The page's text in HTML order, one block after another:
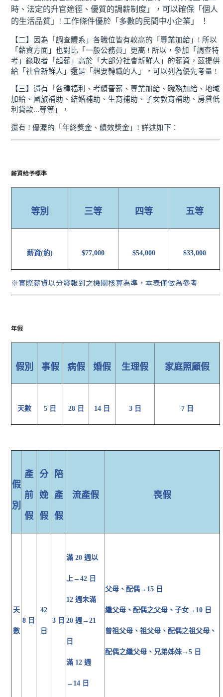
時、法定的升官途徑、優質的調薪制度」，可以確保「個人
的生活品質」! 工作條件優於「多數的民間中小企業」 ！
【二】因為「調查體系」各職位皆有較高的「專業加給」! 所以
「薪資方面」也對比「一般公務員」更高 ! 所以，參加「調查特
考」錄取者「起薪」高於「大部分社會新鮮人」的薪資，茲提供
給「社會新鮮人」還是「想要轉職的人」，可以列為優先考量 !
【三】還有「各種福利、考績晉薪、專業加給、職務加給、地域
加給、國旅補助、結婚補助、生育補助、子女教育補助、房貸低
利貸款...等等」，
還有 ! 優渥的「年終獎金、績效獎金」! 詳述如下：
薪資給予標準
等別 三等 四等 五等
薪資(約) $77,000 $54,000 $33,000
※實際薪資以分發報到之機關核算為準，本表僅做為參考
年假
假別 事假 病假 婚假 生理假 家庭照顧假
天數 5 日 28 日 14 日 3 日 7 日
假
別
產
前
假
分
娩
假
陪
產
假
流產假 喪假
天
數
8 日
42
日
3 日
滿 20 週以
上→42 日
12 週未滿
20 週→21
日
滿 12 週
→14 日
父母、配偶→15 日
繼父母、配偶之父母、子女→10 日
曾祖父母、祖父母、配偶之祖父母、
配偶之繼父母、兄弟姊妹→5 日